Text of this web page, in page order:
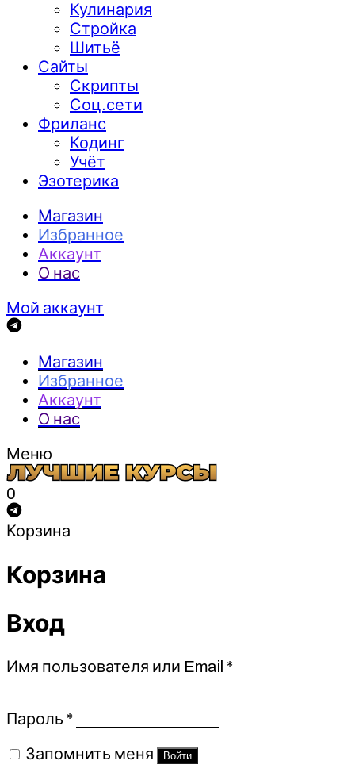
Кулинария
Стройка
Шитьё
Сайты
Скрипты
Соц.сети
Фриланс
Кодинг
Учёт
Эзотерика
Магазин
Избранное
Аккаунт
О нас
Мой аккаунт
Магазин
Избранное
Аккаунт
О нас
Меню
0
Корзина
Корзина
Вход
Имя пользователя или Email *Обязательно
Пароль *Обязательно
Запомнить меня Войти